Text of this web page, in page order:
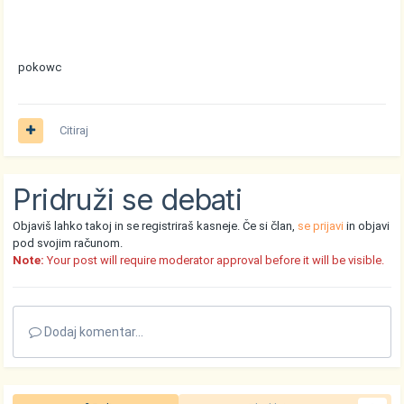
pokowc
Citiraj
Pridruži se debati
Objaviš lahko takoj in se registriraš kasneje. Če si član, se prijavi in objavi
pod svojim računom.
Note: Your post will require moderator approval before it will be visible.
Dodaj komentar...